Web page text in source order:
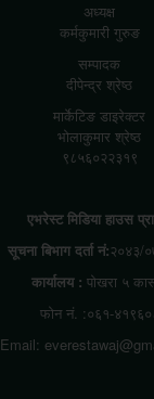
अध्यक्ष
कर्मकुमारी गुरुङ
सम्पादक
दीपेन्द्र श्रेष्ठ
मार्केटिङ डाइरेक्टर
भोलाकुमार श्रेष्ठ
९८५६०२२३१९
एभरेस्ट मिडिया हाउस
सूचना बिभाग दर्ता नं:२०४३/
कार्यालय : पोखरा ५
फोन नं. :०६१-
Email: